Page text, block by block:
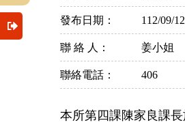
發布日期： 112/09/
聯 絡 人： 姜小姐
聯絡電話： 406
本所第四課陳家良課